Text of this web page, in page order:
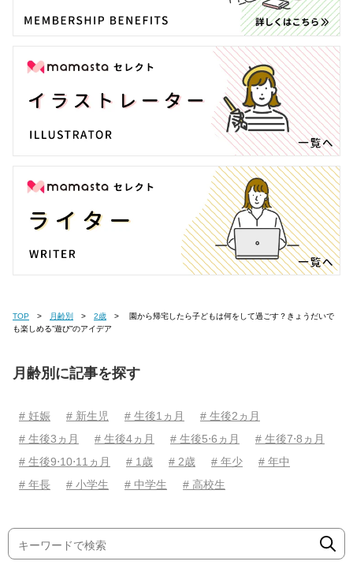
TOP 月齢別 2歳
も楽しめる”遊び”のアイデア
月齢別に記事を探す
# 妊娠 # 新生児 # 生後1ヵ月
# 生後2ヵ月
# 生後3ヵ月
# 生後4ヵ月 # 生後5⋅6ヵ月
# 生後7⋅8ヵ月
# 生後9⋅10⋅11ヵ月
# 1歳 # 2歳 # 年少
# 年中
# 年長
# 小学生 # 中学生 # 高校生